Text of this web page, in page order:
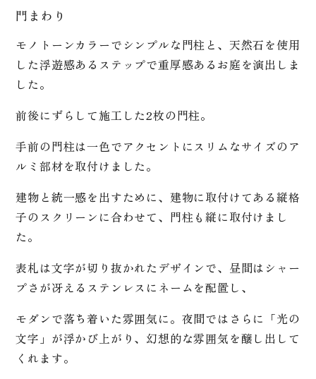
門まわり
モノトーンカラーでシンプルな門柱と、天然石を使用
した浮遊感あるステップで重厚感あるお庭を演出しま
した。
前後にずらして施工した2枚の門柱。
手前の門柱は一色でアクセントにスリムなサイズのア
ルミ部材を取付けました。
建物と統一感を出すために、建物に取付けてある縦格
子のスクリーンに合わせて、門柱も縦に取付けまし
た。
表札は文字が切り抜かれたデザインで、昼間はシャー
プさが冴えるステンレスにネームを配置し、
モダンで落ち着いた雰囲気に。夜間ではさらに「光の
文字」が浮かび上がり、幻想的な雰囲気を醸し出して
くれます。